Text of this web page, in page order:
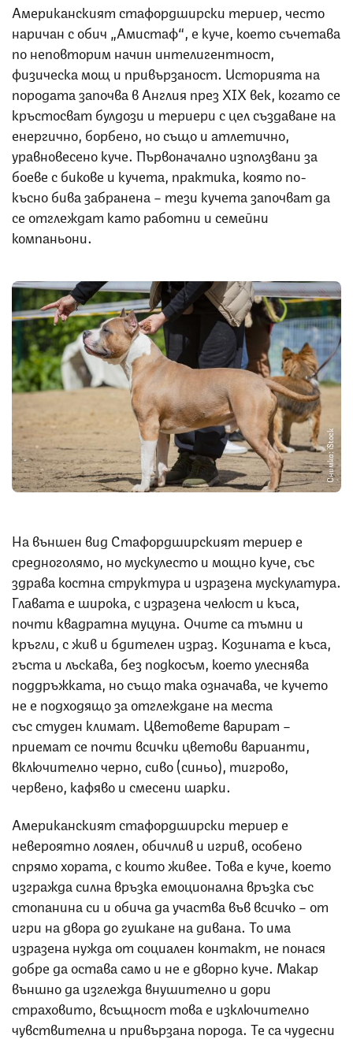
Американският стафордширски териер, често
наричан с обич „Амистаф“, е куче, което съчетава
по неповторим начин интелигентност,
физическа мощ и привързаност. Историята на
породата започва в Англия през XIX век, когато се
кръстосват булдози и териери с цел създаване на
енергично, борбено, но също и атлетично,
уравновесено куче. Първоначално използвани за
боеве с бикове и кучета, практика, която по-
късно бива забранена – тези кучета започват да
се отглеждат като работни и семейни
компаньони.
Снимка: iStock
На външен вид Стафордширският териер е
средноголямо, но мускулесто и мощно куче, със
здрава костна структура и изразена мускулатура.
Главата е широка, с изразена челюст и къса,
почти квадратна муцуна. Очите са тъмни и
кръгли, с жив и бдителен израз. Козината е къса,
гъста и лъскава, без подкосъм, което улеснява
поддръжката, но също така означава, че кучето
не е подходящо за отглеждане на места
със студен климат. Цветовете варират –
приемат се почти всички цветови варианти,
включително черно, сиво (синьо), тигрово,
червено, кафяво и смесени шарки.
Американският стафордширски териер е
невероятно лоялен, обичлив и игрив, особено
спрямо хората, с които живее. Това е куче, което
изгражда силна връзка емоционална връзка със
стопанина си и обича да участва във всичко – от
игри на двора до гушкане на дивана. То има
изразена нужда от социален контакт, не понася
добре да остава само и не е дворно куче. Макар
външно да изглежда внушително и дори
страховито, всъщност това е изключително
чувствителна и привързана порода. Те са чудесни